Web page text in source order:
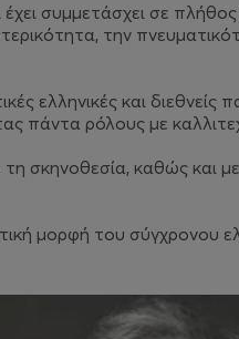
έχει συμμετάσχει σε
την
ελληνικές και διεθνείς
πάντα ρόλους με
τη σκηνοθεσία, καθώς και
μορφή του σύγχρονου